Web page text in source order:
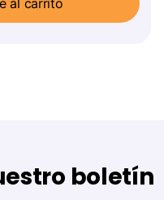
al carrito
boletín